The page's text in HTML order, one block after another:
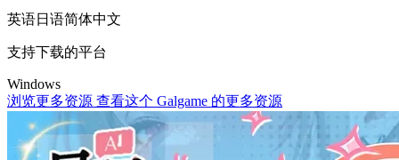
英语日语简体中文
支持下载的平台
Windows
浏览更多资源 查看这个 Galgame 的更多资源